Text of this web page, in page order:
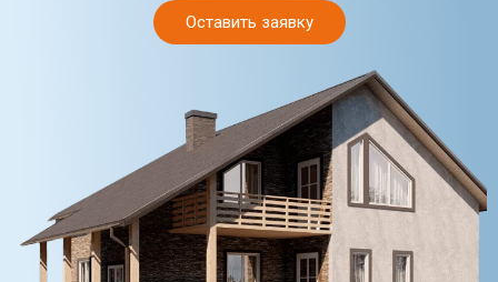
Оставить заявку